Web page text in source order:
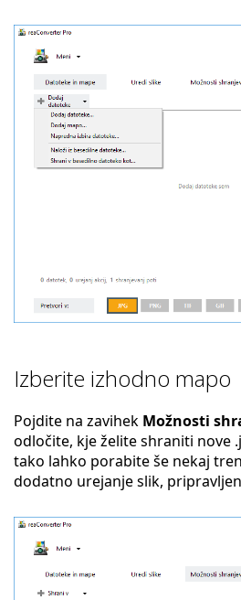
Izberite izhodno mapo
Pojdite na zavihek Možnosti
odločite, kje želite shraniti nove
tako lahko porabite še nekaj
dodatno urejanje slik,